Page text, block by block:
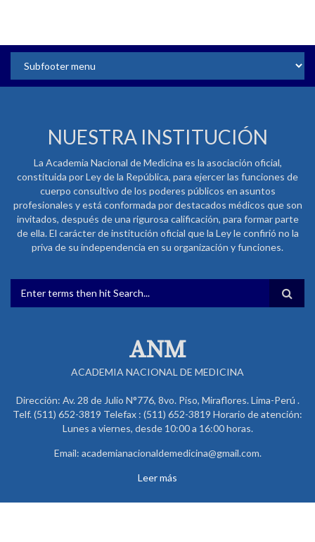
NUESTRA INSTITUCIÓN
La Academia Nacional de Medicina es la asociación oficial,
constituida por Ley de la República, para ejercer las funciones de
cuerpo consultivo de los poderes públicos en asuntos
profesionales y está conformada por destacados médicos que son
invitados, después de una rigurosa calificación, para formar parte
de ella. El carácter de institución oficial que la Ley le confirió no la
priva de su independencia en su organización y funciones.
FORMULARIO DE BÚSQUEDA
ANM
ACADEMIA NACIONAL DE MEDICINA
Dirección: Av. 28 de Julio N°776, 8vo. Piso, Miraflores. Lima-Perú .
Telf. (511) 652-3819 Telefax : (511) 652-3819 Horario de atención:
Lunes a viernes, desde 10:00 a 16:00 horas.
Email: academianacionaldemedicina@gmail.com.
Leer más